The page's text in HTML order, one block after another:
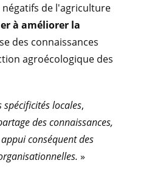
de l'agriculture
à améliorer la
des connaissances
agroécologique des
locales,
des connaissances,
conséquent des
»